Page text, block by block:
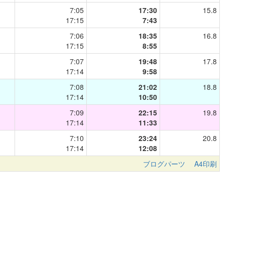
7:05
17:15
17:30
7:43
15.8
7:06
17:15
18:35
8:55
16.8
7:07
17:14
19:48
9:58
17.8
7:08
17:14
21:02
10:50
18.8
7:09
17:14
22:15
11:33
19.8
7:10
17:14
23:24
12:08
20.8
ブログパーツ A4印刷